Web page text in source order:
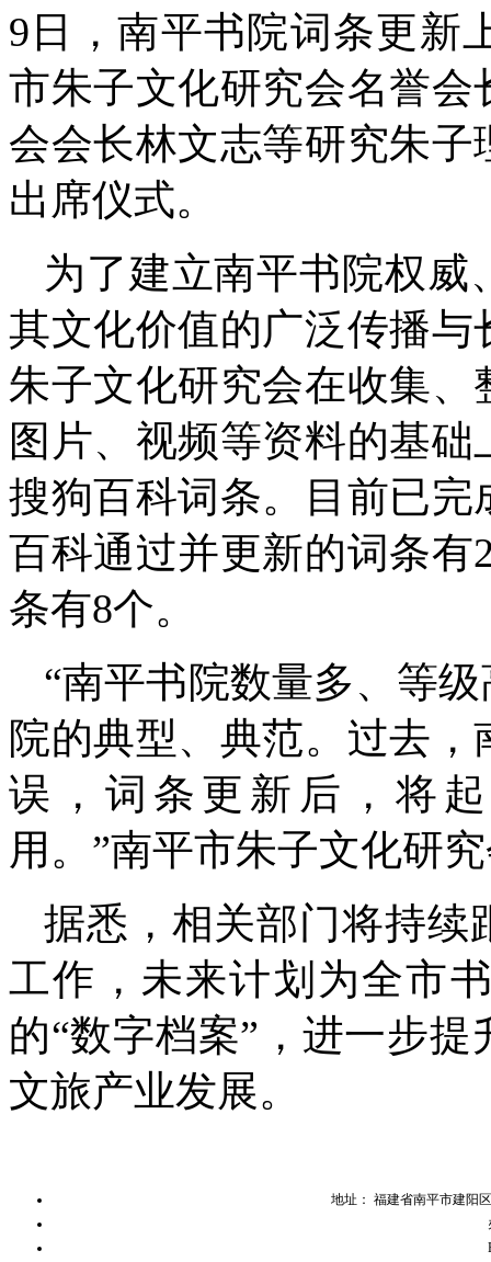
9日，南平书院词条更新
市朱子文化研究会名誉
会会长林文志等研究朱
出席仪式。
为了建立南平书院权威
其文化价值的广泛传播
朱子文化研究会在收集
图片、视频等资料的基
搜狗百科词条。目前已
百科通过并更新的词条
条有8个。
“南平书院数量多、等
院的典型、典范。过去
误，词条更新后，将
用。”南平市朱子文化研
据悉，相关部门将持续
工作，未来计划为全市
的“数字档案”，进一步
文旅产业发展。
地址： 福建省南平市建阳